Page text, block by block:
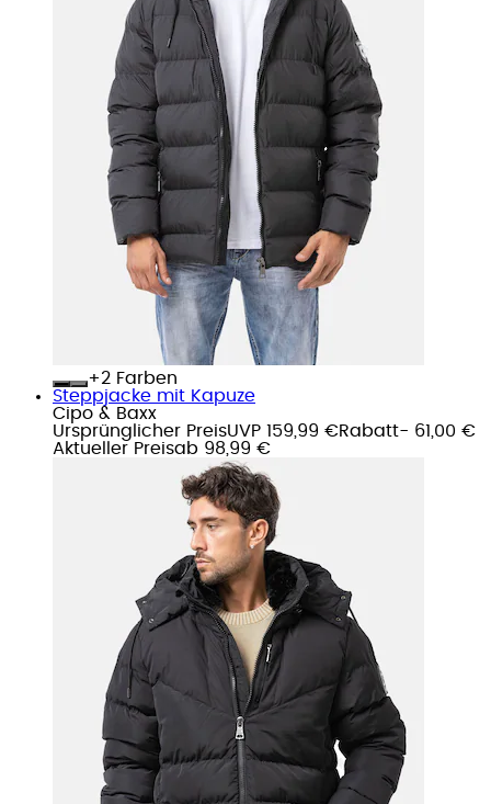
+
Farben
Steppjacke mit Kapuze
Cipo & Baxx
Ursprünglicher PreisUVP 159,99 €Rabatt- 61,00 €
Aktueller Preisab 98,99 €